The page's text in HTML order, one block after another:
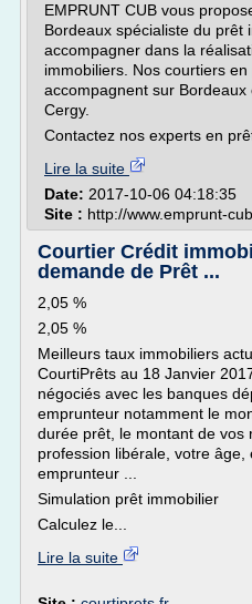
EMPRUNT CUB vous
Bordeaux spécialiste du prêt
accompagner dans la
immobiliers. Nos courtiers
accompagnent sur
Cergy.
Contactez nos experts en
Lire la suite
Date: 2017-10-06 04:18:35
Site : http://www.emprunt-
Courtier Crédit
demande de Prêt ...
2,05 %
2,05 %
Meilleurs taux immobiliers
CourtiPrêts au 18 Janvier
négociés avec les banques
emprunteur notamment le
durée prêt, le montant de vos
profession libérale, votre âge,
emprunteur ...
Simulation prêt immobilier
Calculez le...
Lire la suite